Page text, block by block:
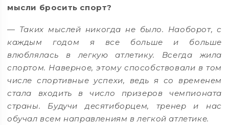
мысли бросить спорт?
— Таких мыслей никогда не было. Наоборот, с
каждым годом я все больше и больше
влюблялась в легкую атлетику. Всегда жила
спортом. Наверное, этому способствовали в том
числе спортивные успехи, ведь я со временем
стала входить в число призеров чемпионата
страны. Будучи десятиборцем, тренер и нас
обучал всем направлениям в легкой атлетике.